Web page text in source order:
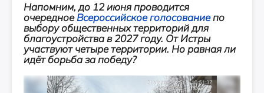
Напомним, до 12 июня проводится
очередноеВсероссийское голосованиепо
выбору общественных территорий для
благоустройства в 2027 году. От Истры
участвуют четыре территории. Но равная ли
идёт борьба за победу?